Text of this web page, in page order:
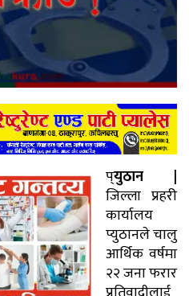
प्युठान |
जिल्ला प्रहरी
कार्यालय
प्युठानले चालु
आर्थिक वर्षमा
२२ जना फरार